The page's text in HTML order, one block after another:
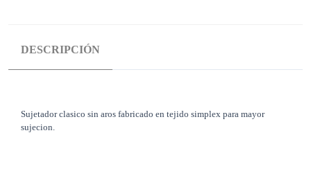
DESCRIPCIÓN
Sujetador clasico sin aros fabricado en tejido simplex para mayor
sujecion.